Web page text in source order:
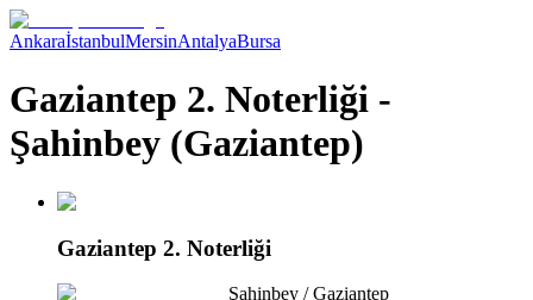
AnkaraİstanbulMersinAntalyaBursa
Gaziantep 2. Noterliği -
Şahinbey (Gaziantep)
Gaziantep 2. Noterliği
Şahinbey /Gaziantep